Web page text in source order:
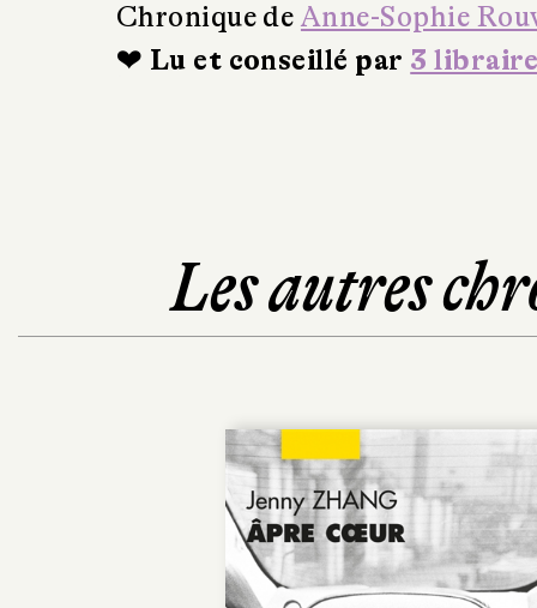
Chronique de Anne-Sophie
❤ Lu et conseillé par 3
Les autres